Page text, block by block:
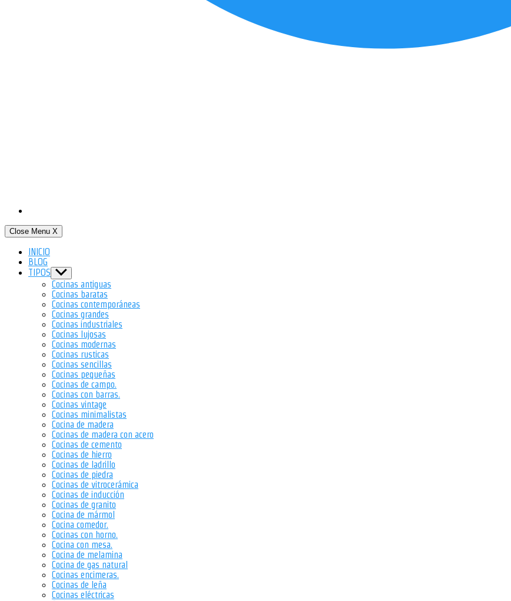
Close Menu X
INICIO
BLOG
TIPOS Show
sub
menu
Cocinas antiguas
Cocinas baratas
Cocinas contemporáneas
Cocinas grandes
Cocinas industriales
Cocinas lujosas
Cocinas modernas
Cocinas rusticas
Cocinas sencillas
Cocinas pequeñas
Cocinas de campo.
Cocinas con barras.
Cocinas vintage
Cocinas minimalistas
Cocina de madera
Cocinas de madera con acero
Cocinas de cemento
Cocinas de hierro
Cocinas de ladrillo
Cocinas de piedra
Cocinas de vitrocerámica
Cocinas de inducción
Cocinas de granito
Cocina de mármol
Cocina comedor.
Cocinas con horno.
Cocina con mesa.
Cocina de melamina
Cocina de gas natural
Cocinas encimeras.
Cocinas de leña
Cocinas eléctricas